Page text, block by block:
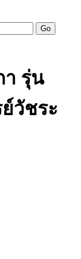
Go
า รุ่น
วัชระ